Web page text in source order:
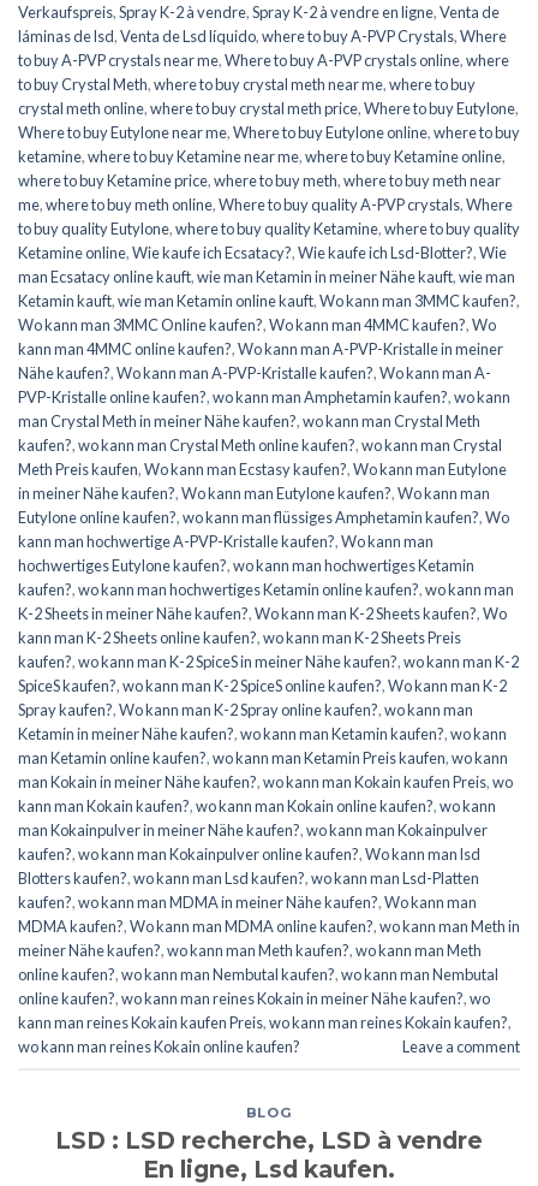
Verkaufspreis,Spray K-2 à vendre,Spray K-2 à vendre en ligne,Venta de
láminas de lsd,Venta de Lsd líquido,where to buy A-PVP Crystals,Where
to buy A-PVP crystals near me,Where to buy A-PVP crystals online,where
to buy Crystal Meth,where to buy crystal meth near me,where to buy
crystal meth online,where to buy crystal meth price,Where to buy Eutylone,
Where to buy Eutylone near me,Where to buy Eutylone online,where to buy
ketamine,where to buy Ketamine near me,where to buy Ketamine online,
where to buy Ketamine price,where to buy meth,where to buy meth near
me,where to buy meth online,Where to buy quality A-PVP crystals,Where
to buy quality Eutylone,where to buy quality Ketamine,where to buy quality
Ketamine online,Wie kaufe ich Ecsatacy?,Wie kaufe ich Lsd-Blotter?,Wie
man Ecsatacy online kauft,wie man Ketamin in meiner Nähe kauft,wie man
Ketamin kauft,wie man Ketamin online kauft,Wo kann man 3MMC kaufen?,
Wo kann man 3MMC Online kaufen?,Wo kann man 4MMC kaufen?,Wo
kann man 4MMC online kaufen?,Wo kann man A-PVP-Kristalle in meiner
Nähe kaufen?,Wo kann man A-PVP-Kristalle kaufen?,Wo kann man A-
PVP-Kristalle online kaufen?,wo kann man Amphetamin kaufen?,wo kann
man Crystal Meth in meiner Nähe kaufen?,wo kann man Crystal Meth
kaufen?,wo kann man Crystal Meth online kaufen?,wo kann man Crystal
Meth Preis kaufen,Wo kann man Ecstasy kaufen?,Wo kann man Eutylone
in meiner Nähe kaufen?,Wo kann man Eutylone kaufen?,Wo kann man
Eutylone online kaufen?,wo kann man flüssiges Amphetamin kaufen?,Wo
kann man hochwertige A-PVP-Kristalle kaufen?,Wo kann man
hochwertiges Eutylone kaufen?,wo kann man hochwertiges Ketamin
kaufen?,wo kann man hochwertiges Ketamin online kaufen?,wo kann man
K-2 Sheets in meiner Nähe kaufen?,Wo kann man K-2 Sheets kaufen?,Wo
kann man K-2 Sheets online kaufen?,wo kann man K-2 Sheets Preis
kaufen?,wo kann man K-2 SpiceS in meiner Nähe kaufen?,wo kann man K-2
SpiceS kaufen?,wo kann man K-2 SpiceS online kaufen?,Wo kann man K-2
Spray kaufen?,Wo kann man K-2 Spray online kaufen?,wo kann man
Ketamin in meiner Nähe kaufen?,wo kann man Ketamin kaufen?,wo kann
man Ketamin online kaufen?,wo kann man Ketamin Preis kaufen,wo kann
man Kokain in meiner Nähe kaufen?,wo kann man Kokain kaufen Preis,wo
kann man Kokain kaufen?,wo kann man Kokain online kaufen?,wo kann
man Kokainpulver in meiner Nähe kaufen?,wo kann man Kokainpulver
kaufen?,wo kann man Kokainpulver online kaufen?,Wo kann man lsd
Blotters kaufen?,wo kann man Lsd kaufen?,wo kann man Lsd-Platten
kaufen?,wo kann man MDMA in meiner Nähe kaufen?,Wo kann man
MDMA kaufen?,Wo kann man MDMA online kaufen?,wo kann man Meth in
meiner Nähe kaufen?,wo kann man Meth kaufen?,wo kann man Meth
online kaufen?,wo kann man Nembutal kaufen?,wo kann man Nembutal
online kaufen?,wo kann man reines Kokain in meiner Nähe kaufen?,wo
kann man reines Kokain kaufen Preis,wo kann man reines Kokain kaufen?,
wo kann man reines Kokain online kaufen?
Leave a comment
BLOG
LSD : LSD recherche, LSD à vendre
En ligne, Lsd kaufen.